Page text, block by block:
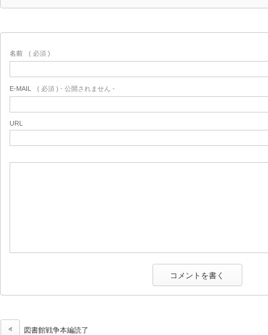
名前 ( 必須 )
E-MAIL ( 必須 ) - 公開されません -
URL
図書館戦争本編読了